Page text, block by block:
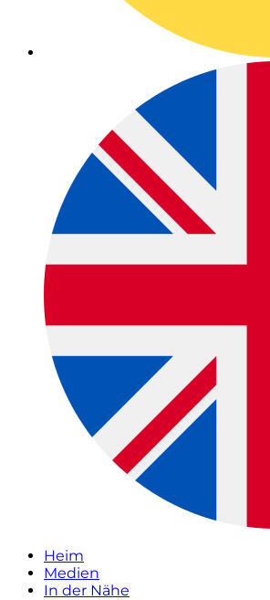
Heim
Medien
In der Nähe